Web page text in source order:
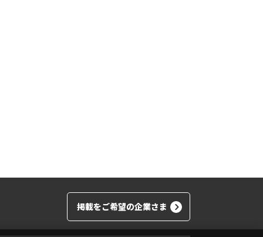
掲載をご希望の企業さま